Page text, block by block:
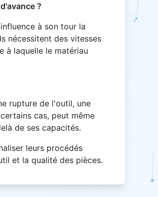
?
à son tour la
nécessitent des vitesses
à laquelle le matériau
rupture de l'outil, une
cas, peut même
de ses capacités.
leurs procédés
et la qualité des pièces.